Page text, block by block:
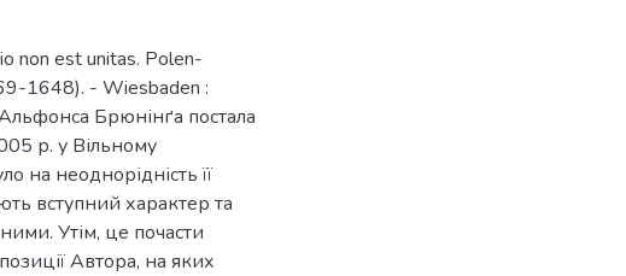
non est unitas. Polen-
1648). - Wiesbaden :
Брюнінґа постала
р. у Вільному
на неоднорідність її
вступний характер та
Утім, це почасти
Автора, на яких